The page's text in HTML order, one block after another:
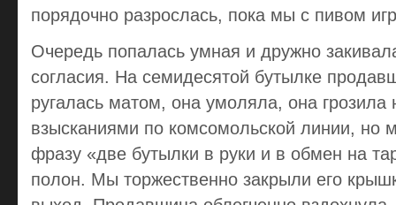
порядочно разрослась, пока мы с пивом
Очередь попалась умная и дружно
согласия. Hа семидесятой бутылке
ругалась матом, она умоляла, она грозила
взысканиями по комсомольской линии, но
фразу «две бутылки в руки и в обмен на
полон. Мы торжественно закрыли его